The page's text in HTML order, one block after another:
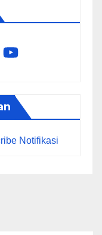
Notifikasi